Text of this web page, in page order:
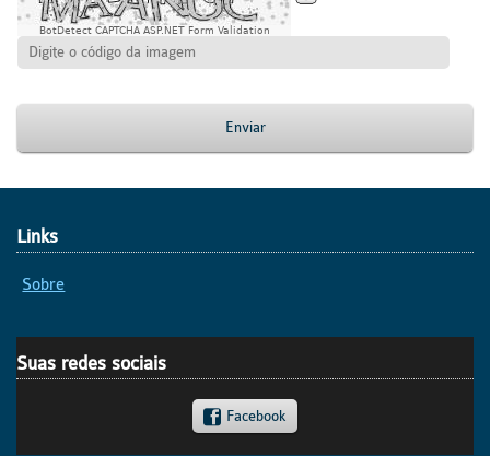
BotDetect CAPTCHA ASP.NET Form Validation
Enviar
Links
Sobre
Suas redes sociais
Facebook